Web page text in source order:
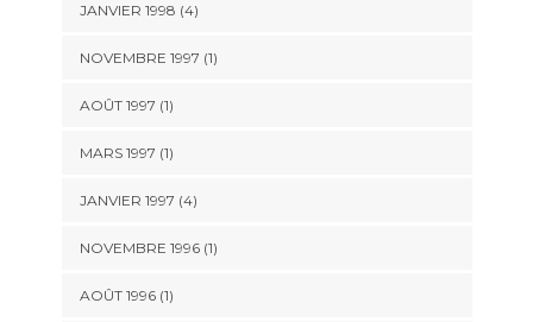
JANVIER 1998 (4)
NOVEMBRE 1997 (1)
AOÛT 1997 (1)
MARS 1997 (1)
JANVIER 1997 (4)
NOVEMBRE 1996 (1)
AOÛT 1996 (1)